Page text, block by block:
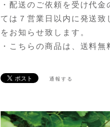
・配送のご依頼を受け代
ては７営業日以内に発送致
をお知らせ致します。
・こちらの商品は、送料無
通報する